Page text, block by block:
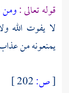
قوله تعالى :ومن
لا يفوت الله
يمنعونه من
[ص: